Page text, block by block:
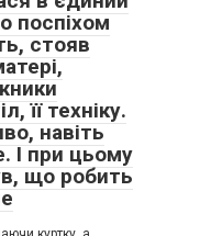
поспіхом
стояв
її техніку.
навіть
І при цьому
що робить